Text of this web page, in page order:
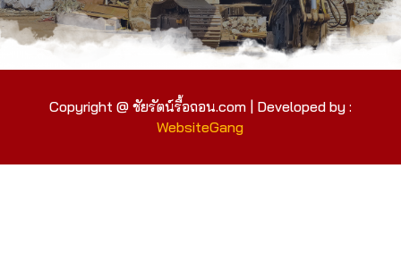
Copyright @ ชัยรัตน์รื้อถอน.com | Developed by :
WebsiteGang